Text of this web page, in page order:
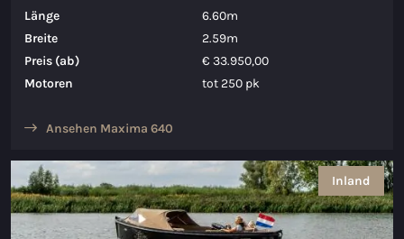
Länge
6.60m
Breite
2.59m
Preis (ab)
€ 33.950,00
Motoren
tot 250 pk
Ansehen Maxima 640
Inland